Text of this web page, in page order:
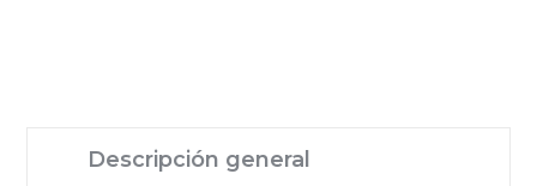
Descripción general